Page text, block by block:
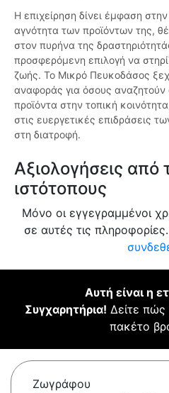
Η επιχείρηση δίνει έμφαση
αγνότητα των προϊόντων της,
στον πυρήνα της
προσφερόμενη επιλογή να
ζωής. Το Μικρό Πευκοδάσος
αναφοράς για όσους αναζητούν
προϊόντα στην τοπική
στις ευεργετικές επιδράσεις
στη διατροφή.
Αξιολογήσεις
ιστότοπους
Μόνο οι εγγεγραμμένοι
σε αυτές τις πληροφορίες.
Αυτή είναι η
Συγχαρητήρια! Δείτε πώς
πακέτο
Ζωγράφου